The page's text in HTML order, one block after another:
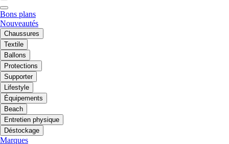
Bons plans
Nouveautés
Chaussures
Textile
Ballons
Protections
Supporter
Lifestyle
Équipements
Beach
Entretien physique
Déstockage
Marques